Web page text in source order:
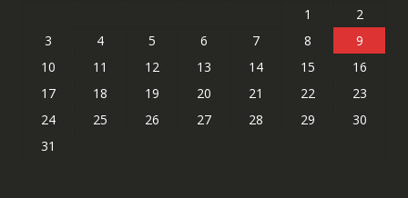
1
2
3
4 5 6 7 8
9
10
11 12 13 14 15
16
17
18 19 20 21 22
23
24
25 26 27 28 29
30
31